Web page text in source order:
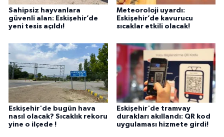
Sahipsiz hayvanlara
güvenli alan: Eskişehir’de
yeni tesis açıldı!
Meteoroloji uyardı:
Eskişehir’de kavurucu
sıcaklar etkili olacak!
Eskişehir'de bugün hava
nasıl olacak? Sıcaklık rekoru
yine o ilçede !
Eskişehir'de tramvay
durakları akıllandı: QR kod
uygulaması hizmete girdi!